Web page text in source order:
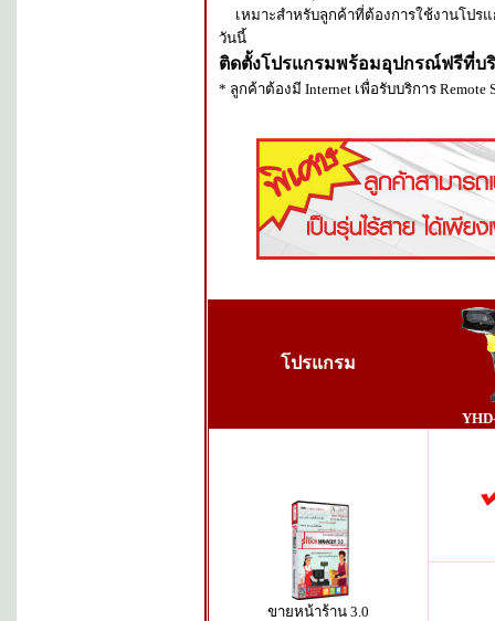
เหมาะสำหรับลูกค้าที่ต้องการใช้งานโปร
วันนี้
ติดตั้งโปรแกรมพร้อมอุปกรณ์ฟรีที่บ
* ลูกค้าต้องมี Internet เพื่อรับบริการ Remote
โปรแกรม
ขายหน้าร้าน 3.0